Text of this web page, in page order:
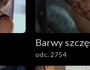
Barwy
odc. 2754